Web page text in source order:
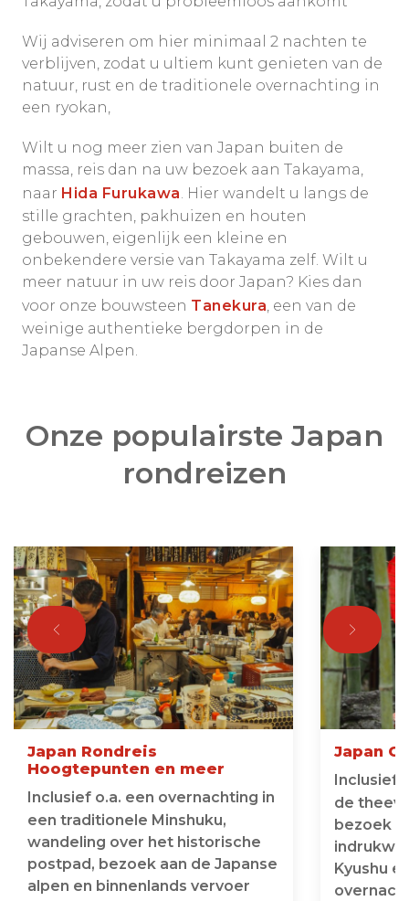
Wij adviseren om hier minimaal 2 nachten te
verblijven, zodat u ultiem kunt genieten van de
natuur, rust en de traditionele overnachting in
een ryokan,
Wilt u nog meer zien van Japan buiten de
massa, reis dan na uw bezoek aan Takayama,
naar Hida Furukawa. Hier wandelt u langs de
stille grachten, pakhuizen en houten
gebouwen, eigenlijk een kleine en
onbekendere versie van Takayama zelf. Wilt u
meer natuur in uw reis door Japan? Kies dan
voor onze bouwsteen Tanekura, een van de
weinige authentieke bergdorpen in de
Japanse Alpen.
Onze populairste Japan
rondreizen
Japan Rondreis
Hoogtepunten en meer
Inclusief o.a. een overnachting in
een traditionele Minshuku,
wandeling over het historische
postpad, bezoek aan de Japanse
alpen en binnenlands vervoer
Japan
Inclusief
de
bezoek
Kyushu